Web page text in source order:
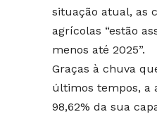
situação atual, as
agrícolas “estão
menos até 2025”.
Graças à chuva
últimos tempos, a
98,62% da sua